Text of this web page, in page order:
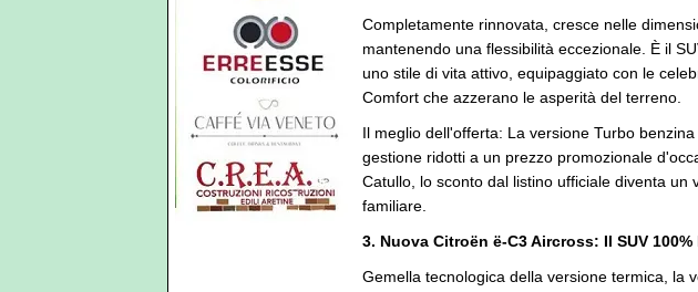
Completamente rinnovata, cresce nelle
mantenendo una flessibilità eccezionale. È il
uno stile di vita attivo, equipaggiato con le
Comfort che azzerano le asperità del terreno.
Il meglio dell'offerta: La versione Turbo
gestione ridotti a un prezzo promozionale
Catullo, lo sconto dal listino ufficiale diventa un
familiare.
3. Nuova Citroën ë-C3 Aircross: Il SUV
Gemella tecnologica della versione termica, la